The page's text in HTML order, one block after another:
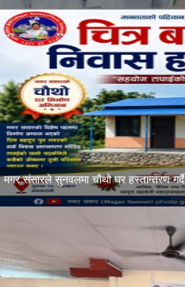
मगर संसारले सुनवलमा चौथो घर हस्तान्तरण गर्दै